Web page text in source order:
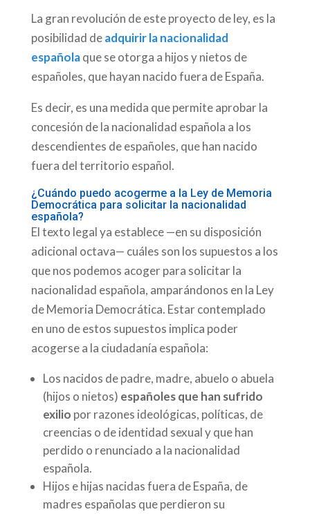
La gran revolución de este proyecto de ley, es la
posibilidad deadquirir la nacionalidad
españolaque se otorga a hijos y nietos de
españoles, que hayan nacido fuera de España.
Es decir, es una medida que permite aprobar la
concesión de la nacionalidad española a los
descendientes de españoles, que han nacido
fuera del territorio español.
¿Cuándo puedo acogerme a la Ley de Memoria
Democrática para solicitar la nacionalidad
española?
El texto legal ya establece —en su disposición
adicional octava— cuáles son los supuestos a los
que nos podemos acoger para solicitar la
nacionalidad española, amparándonos en la Ley
de Memoria Democrática. Estar contemplado
en uno de estos supuestos implica poder
acogerse a la ciudadanía española:
Los nacidos de padre, madre, abuelo o abuela
(hijos o nietos) españoles que han sufrido
exilio por razones ideológicas, políticas, de
creencias o de identidad sexual y que han
perdido o renunciado a la nacionalidad
española.
Hijos e hijas nacidas fuera de España, de
madres españolas que perdieron su